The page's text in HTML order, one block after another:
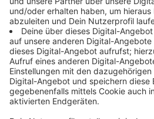
Rene aus Velen ist heute Abend
VOX um 20:15 auf Sendung. Er
Format abläuft und auf was wir
Anzeige